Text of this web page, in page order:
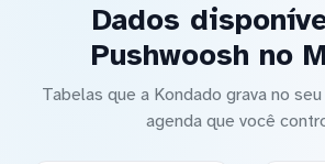
Dados
Pushwoosh no
Tabelas que a Kondado grava no
agenda que você